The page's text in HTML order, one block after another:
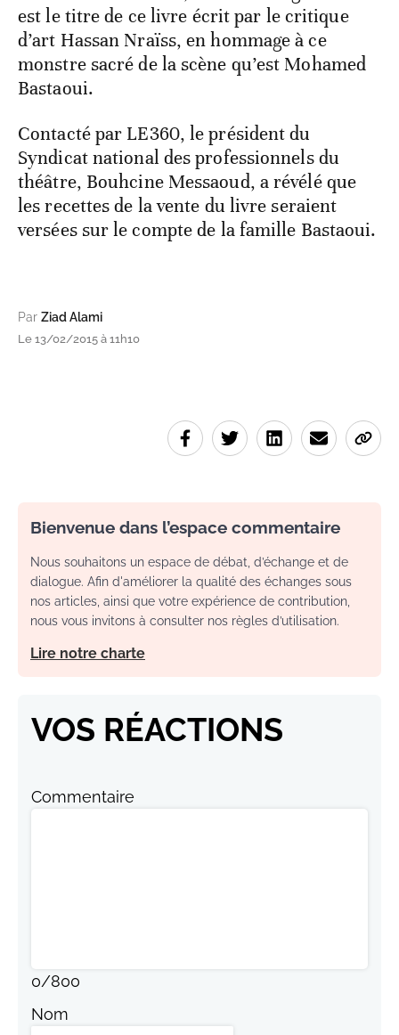
est le titre de ce livre écrit par le critique
d’art Hassan Nraïss, en hommage à ce
monstre sacré de la scène qu’est Mohamed
Bastaoui.
Contacté par LE360, le président du
Syndicat national des professionnels du
théâtre, Bouhcine Messaoud, a révélé que
les recettes de la vente du livre seraient
versées sur le compte de la famille Bastaoui.
Par Ziad Alami
Le 13/02/2015 à 11h10
Bienvenue dans l’espace commentaire
Nous souhaitons un espace de débat, d’échange et de
dialogue. Afin d'améliorer la qualité des échanges sous
nos articles, ainsi que votre expérience de contribution,
nous vous invitons à consulter nos règles d’utilisation.
Lire notre charte
VOS RÉACTIONS
Commentaire
0/800
Nom